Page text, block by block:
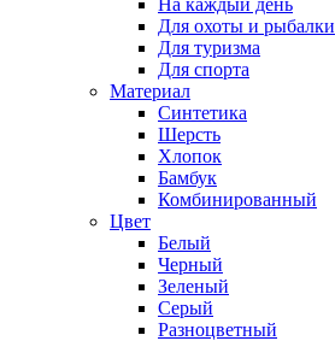
На каждый день
Для охоты и рыбалки
Для туризма
Для спорта
Материал
Синтетика
Шерсть
Хлопок
Бамбук
Комбинированный
Цвет
Белый
Черный
Зеленый
Серый
Разноцветный